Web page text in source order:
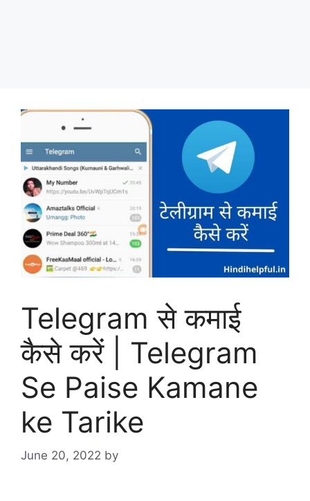
Telegram से कमाई
कैसे करें | Telegram
Se Paise Kamane
ke Tarike
June 20, 2022 by